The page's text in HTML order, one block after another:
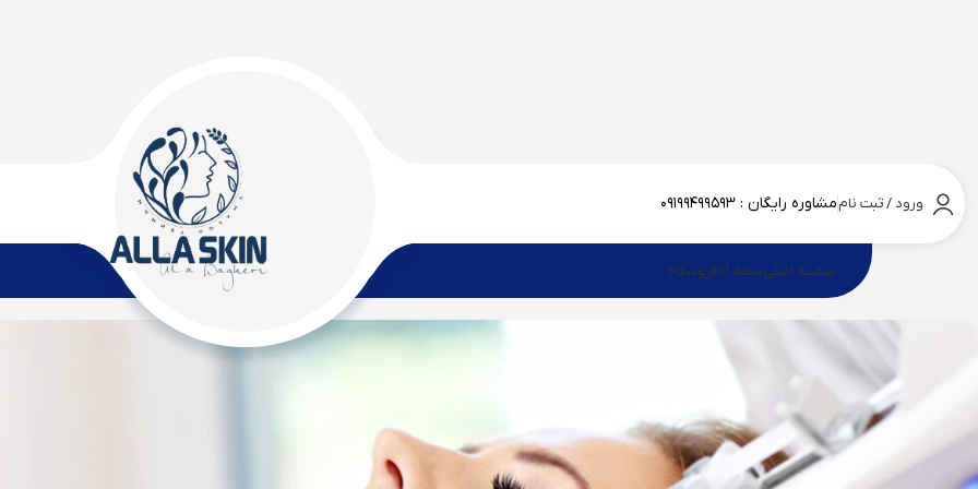
ورود / ثبت ناممشاوره رایگان : ۰۹۱۹۹۴۹۹۵۹۳
صفحه اصلیمجله آلافروشگاه